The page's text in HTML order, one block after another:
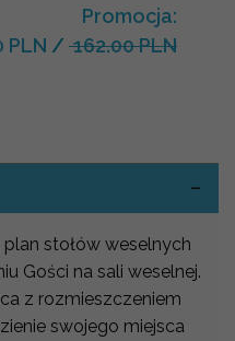
Promocja:
PLN / 162.00 PLN
stołów weselnych
Gości na sali weselnej.
z rozmieszczeniem
swojego miejsca